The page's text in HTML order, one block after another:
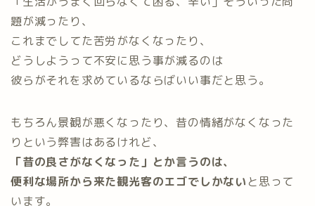
題が減ったり、
これまでしてた苦労がなくなったり、
どうしようって不安に思う事が減るのは
彼らがそれを求めているならばいい事だと思う。
もちろん景観が悪くなったり、昔の情緒がなくなった
りという弊害はあるけれど、
「昔の良さがなくなった」とか言うのは、
便利な場所から来た観光客のエゴでしかない と思って
います。